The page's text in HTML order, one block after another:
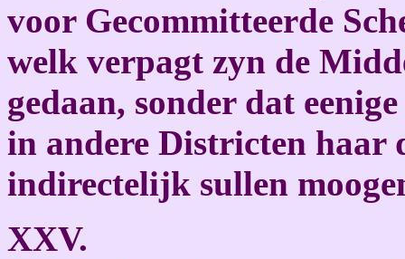
voor Gecommitteerde
welk verpagt zyn de
gedaan, sonder dat
in andere Districten haar
indirectelijk sullen
XXV.